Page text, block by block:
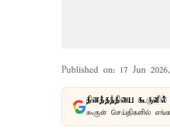
Published on: 17 Jun
தினத்தந்தியை
கூகுள் செய்திகளில்